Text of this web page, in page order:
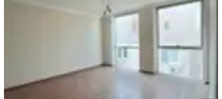
Antalya, Muratpaşa
06.08.2026
ONETEAM İNŞAAT GAYRİMENKULMislim Dursun
Ara